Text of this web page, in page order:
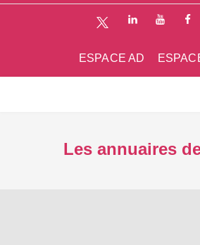
ESPACE AD
Les annuaires